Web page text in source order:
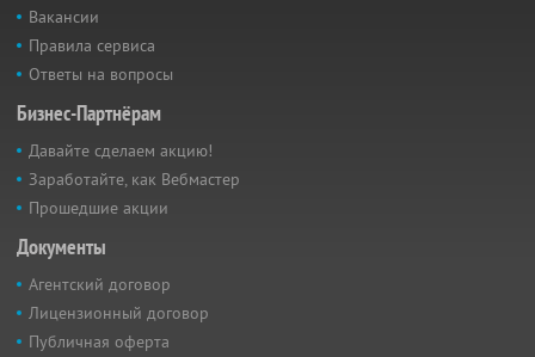
Вакансии
Правила сервиса
Ответы на вопросы
Бизнес-Партнёрам
Давайте сделаем акцию!
Заработайте, как Вебмастер
Прошедшие акции
Документы
Агентский договор
Лицензионный договор
Публичная оферта